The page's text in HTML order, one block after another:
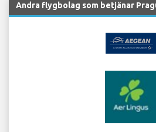
Andra flygbolag som betjänar